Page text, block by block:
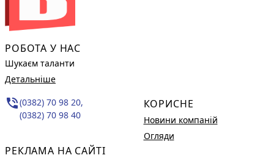
РОБОТА У НАС
Шукаєм таланти
Детальніше
phone_in_talk(0382) 70 98 20,
(0382) 70 98 40
РЕКЛАМА НА САЙТІ
КОРИСНЕ
Новини компаній
Огляди